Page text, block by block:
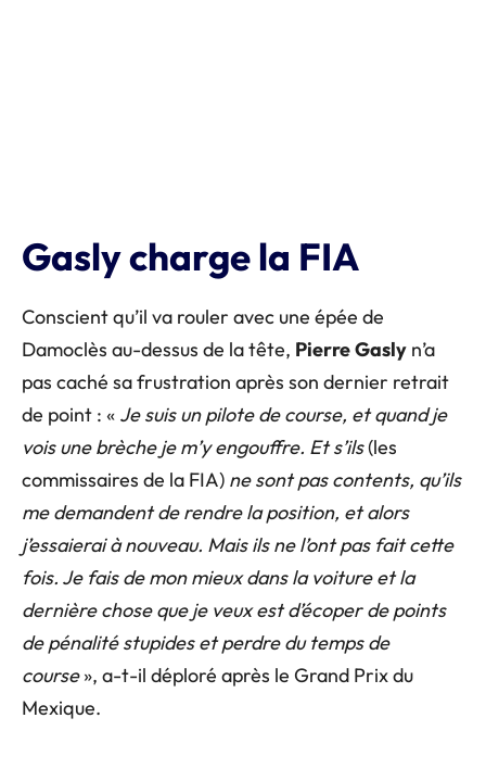
Gasly charge la FIA
Conscient qu’il va rouler avec une épée de
Damoclès au-dessus de la tête, PierreGasly n’a
pas caché sa frustration après son dernier retrait
de point : « Je suis un pilote de course, et quand je
vois une brèche je m’y engouffre. Et s’ils(les
commissaires de la FIA) ne sont pas contents, qu’ils
me demandent de rendre la position, et alors
j’essaierai à nouveau. Mais ils ne l’ont pas fait cette
fois. Je fais de mon mieux dans la voiture et la
dernière chose que je veux est d’écoper de points
de pénalité stupides et perdre du temps de
course», a-t-il déploré après le Grand Prix du
Mexique.